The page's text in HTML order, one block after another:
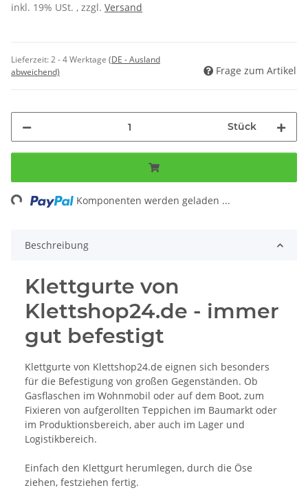
inkl. 19% USt. , zzgl. Versand
Lieferzeit:2 - 4 Werktage (DE - Ausland
abweichend)
Frage zum Artikel
Stück
Komponenten werden geladen ...
Beschreibung
Klettgurte von
Klettshop24.de - immer
gut befestigt
Klettgurte von Klettshop24.de eignen sich besonders
für die Befestigung von großen Gegenständen. Ob
Gasflaschen im Wohnmobil oder auf dem Boot, zum
Fixieren von aufgerollten Teppichen im Baumarkt oder
im Produktionsbereich, aber auch im Lager und
Logistikbereich.
Einfach den Klettgurt herumlegen, durch die Öse
ziehen, festziehen fertig.